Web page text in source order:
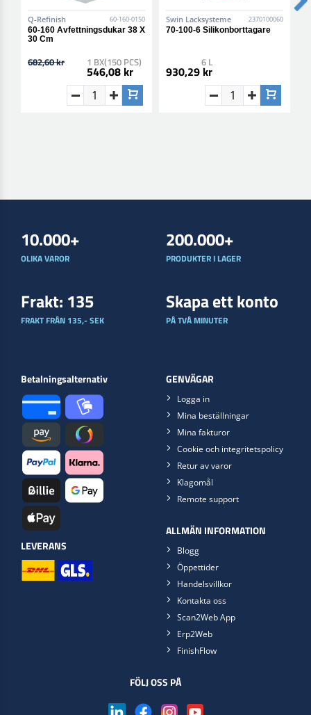
Q-Refinish 60-160-0150
60-160 Avfettningsdukar 38 X
30 Cm
682,60 kr 1 BX(150 PCS)
546,08 kr
Swin Lacksysteme 2370100060
70-100-6 Silikonborttagare
6 L
930,29 kr
10.000+
OLIKA VAROR
200.000+
PRODUKTER I LAGER
Frakt: 135
FRAKT FRÅN 135,- SEK
Skapa ett konto
PÅ TVÅ MINUTER
Betalningsalternativ
LEVERANS
GENVÄGAR
Logga in
Mina beställningar
Mina fakturor
Cookie och integritetspolicy
Retur av varor
Klagomål
Remote support
ALLMÄN INFORMATION
Blogg
Öppettider
Handelsvillkor
Kontakta oss
Scan2Web App
Erp2Web
FinishFlow
FÖLJ OSS PÅ